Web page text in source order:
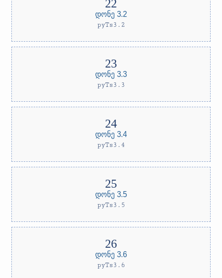
დონე 3.2
pyTs3.2
დონე 3.3
pyTs3.3
დონე 3.4
pyTs3.4
დონე 3.5
pyTs3.5
დონე 3.6
pyTs3.6